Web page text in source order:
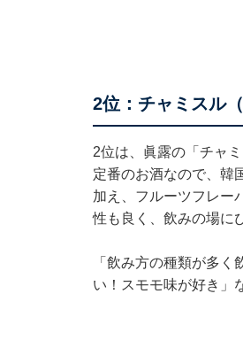
2位：チャミスル（
2位は、眞露の「チャ
定番のお酒なので、韓
加え、フルーツフレー
性も良く、飲みの場に
「飲み方の種類が多
い！スモモ味が好き」